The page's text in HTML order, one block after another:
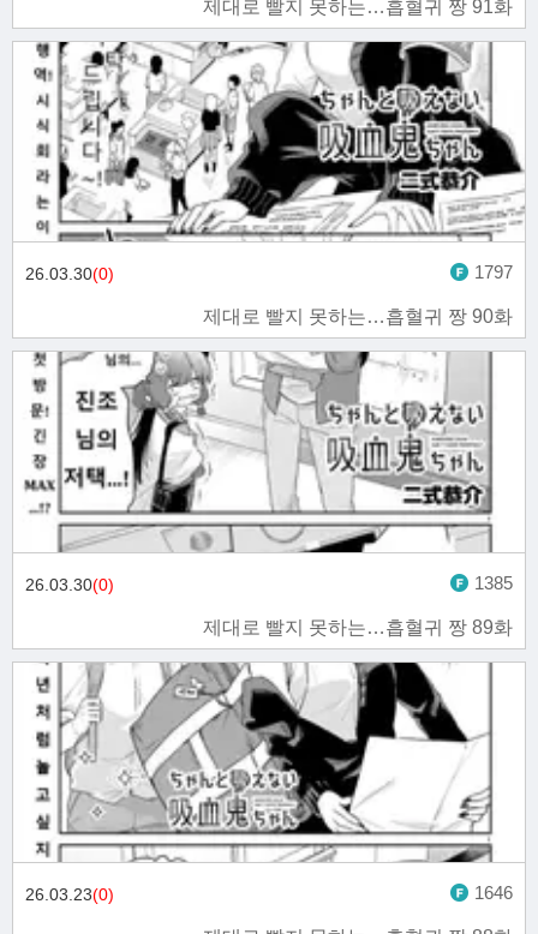
제대로 빨지 못하는…흡혈귀 짱 91화
제대로 빨지 못하는…흡혈귀 짱 90화
26.03.30(0) 1797
제대로 빨지 못하는…흡혈귀 짱 89화
26.03.30(0) 1385
26.03.23(0) 1646